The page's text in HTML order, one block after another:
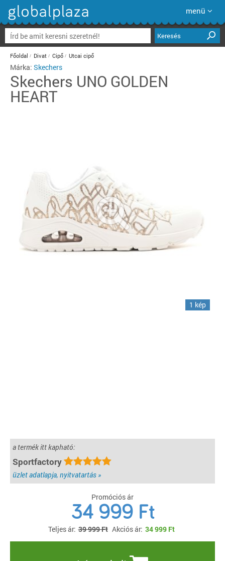
menü
Keresés
Főoldal Divat Cipő Utcai cipő
Márka: Skechers
Skechers UNO GOLDEN
HEART
1 kép
a termék itt kapható:
Sportfactory
üzlet adatlapja, nyitvatartás »
Promóciós ár
34 999 Ft
Teljes ár: 39 999 Ft Akciós ár: 34 999 Ft